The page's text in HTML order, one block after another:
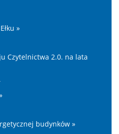
»
Czytelnictwa 2.0. na lata
budynków »